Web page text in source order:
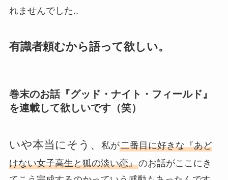
れませんでした..
有識者頼むから語って欲しい。
巻末のお話『グッド・ナイト・フィールド』
を連載して欲しいです（笑）
いや本当にそう、 私が二番目に好きな『あど
けない女子高生と狐の淡い恋』のお話がここにき